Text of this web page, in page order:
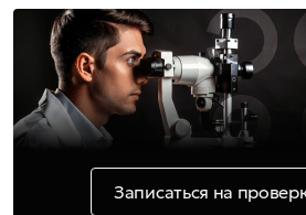
Записаться на